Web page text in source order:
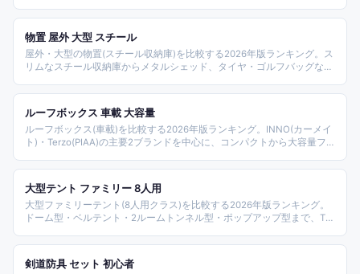
物置 屋外 大型 スチール
屋外・大型の物置(スチール収納庫)を比較する2026年版ランキング。ス
リムなスチール収納庫からメタルシェッド、タイヤ・ゴルフバッグなど
ルーフボックス 車載 大容量
ルーフボックス(車載)を比較する2026年版ランキング。INNO(カーメイ
ト)・Terzo(PIAA)の主要2ブランドを中心に、コンパクトから大容量フ
大型テント ファミリー 8人用
大型ファミリーテント(8人用クラス)を比較する2026年版ランキング。
ドーム型・ベルテント・2ルームトンネル型・ポップアップ型まで、TC
剣道防具 セット 初心者